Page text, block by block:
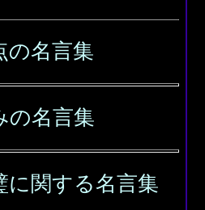
の名言集
の名言集
に関する名言集